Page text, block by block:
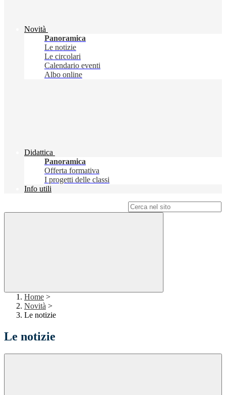
Novità
Panoramica
Le notizie
Le circolari
Calendario eventi
Albo online
Didattica
Panoramica
Offerta formativa
I progetti delle classi
Info utili
Home >
Novità >
Le notizie
Le notizie